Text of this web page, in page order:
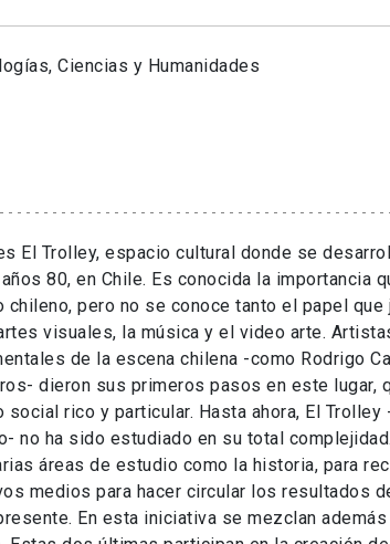
Ciencias y Humanidades
El Trolley, espacio cultural donde se
80, en Chile. Es conocida la importancia
pero no se conoce tanto el papel que
visuales, la música y el video arte.
de la escena chilena -como Rodrigo
dieron sus primeros pasos en este lugar,
rico y particular. Hasta ahora, El Trolley
no ha sido estudiado en su total
áreas de estudio como la historia, para
medios para hacer circular los resultados
En esta iniciativa se mezclan